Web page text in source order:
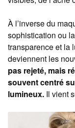
À l’inverse du
sophistication ou
transparence et la
deviennent les
pas rejeté, mais
souvent centré
lumineux. Il vient